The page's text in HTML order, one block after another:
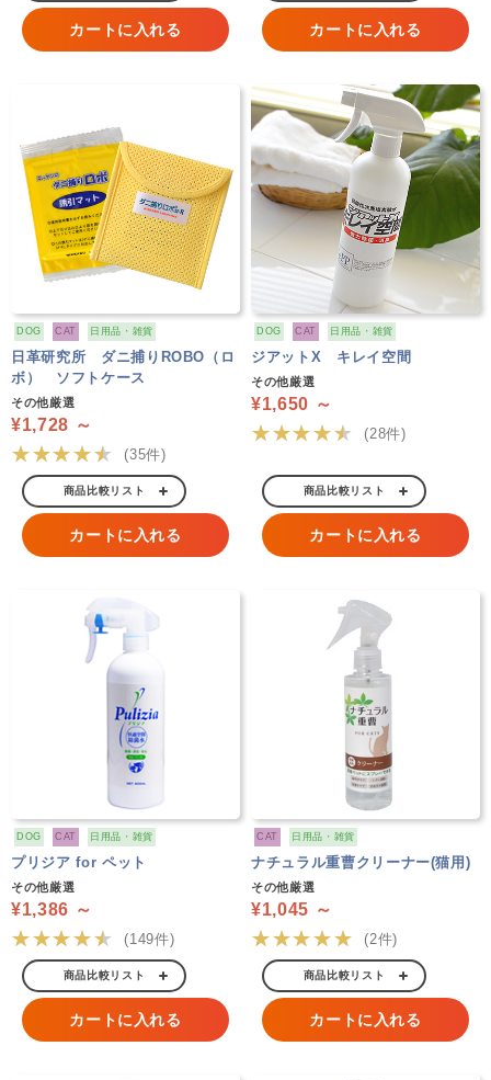
カートに入れる カートに入れる
DOG CAT 日用品・雑貨
日革研究所 ダニ捕りROBO（ロ
ボ） ソフトケース
その他厳選
¥1,728 ～
★★★★★ (35件)
商品比較リスト
カートに入れる
DOG CAT 日用品・雑貨
ジアットX キレイ空間
その他厳選
¥1,650 ～
★★★★★ (28件)
商品比較リスト
カートに入れる
DOG CAT 日用品・雑貨
プリジア for ペット
その他厳選
¥1,386 ～
★★★★★ (149件)
商品比較リスト
カートに入れる
CAT 日用品・雑貨
ナチュラル重曹クリーナー(猫用)
その他厳選
¥1,045 ～
★★★★★ (2件)
商品比較リスト
カートに入れる